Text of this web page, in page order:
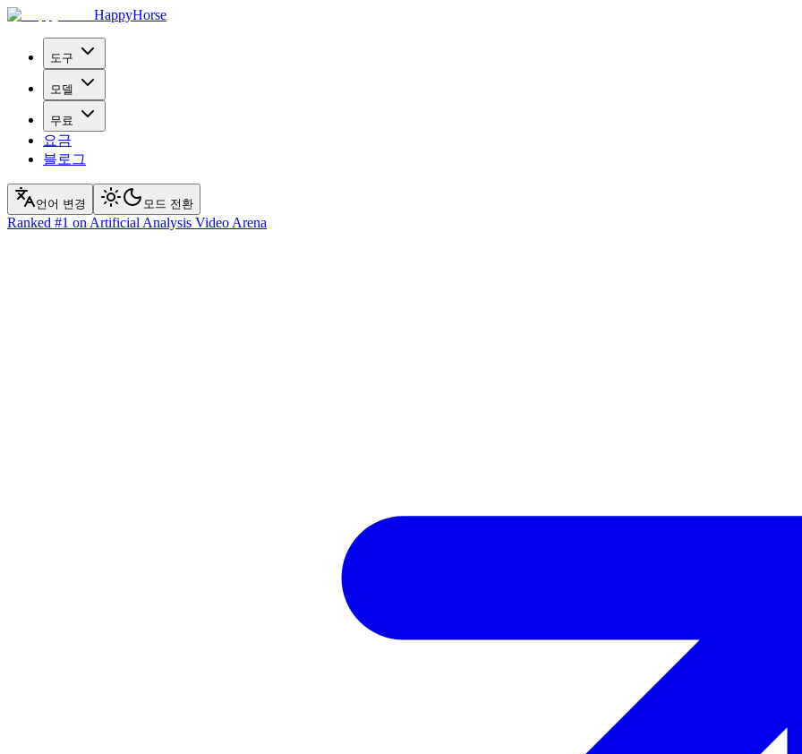
HappyHorse
도구
모델
무료
요금
블로그
언어 변경 모드 전환
Ranked #1 on Artificial Analysis Video Arena